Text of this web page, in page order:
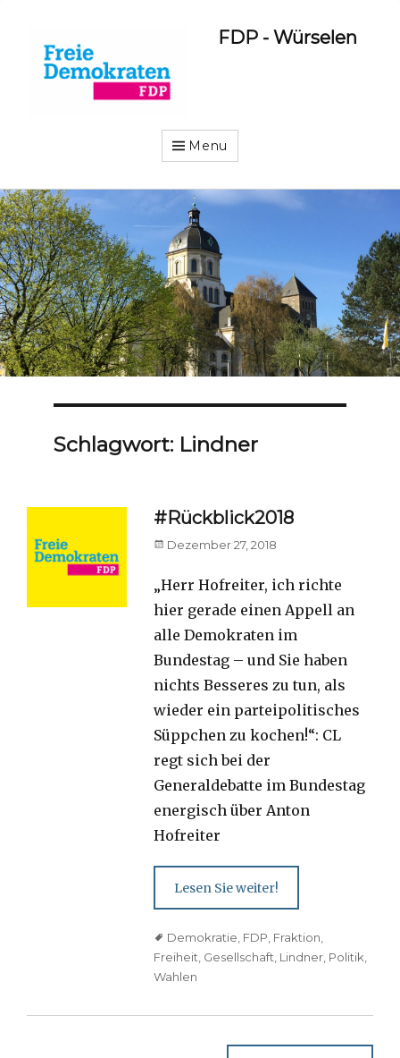
FDP - Würselen
Menu
Schlagwort: Lindner
#Rückblick2018
Posted
Dezember 27, 2018
„Herr Hofreiter, ich richte
hier gerade einen Appell an
alle Demokraten im
Bundestag – und Sie haben
nichts Besseres zu tun, als
wieder ein parteipolitisches
Süppchen zu kochen!“: CL
regt sich bei der
Generaldebatte im Bundestag
energisch über Anton
Hofreiter
Lesen Sie weiter!
TagsDemokratie FDP Fraktion
Freiheit Gesellschaft Lindner Politik
Wahlen